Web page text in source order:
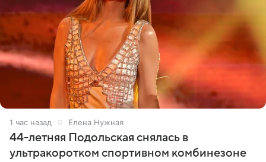
1 час назад Елена Нужная
44-летняя Подольская снялась в
ультракоротком спортивном комбинезоне